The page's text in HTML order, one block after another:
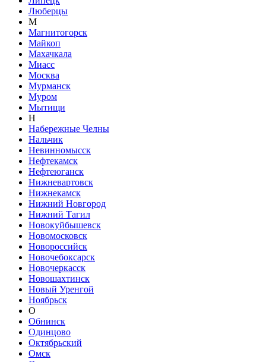
Люберцы
М
Магнитогорск
Майкоп
Махачкала
Миасс
Москва
Мурманск
Муром
Мытищи
Н
Набережные Челны
Нальчик
Невинномысск
Нефтекамск
Нефтеюганск
Нижневартовск
Нижнекамск
Нижний Новгород
Нижний Тагил
Новокуйбышевск
Новомосковск
Новороссийск
Новочебоксарск
Новочеркасск
Новошахтинск
Новый Уренгой
Ноябрьск
О
Обнинск
Одинцово
Октябрьский
Омск